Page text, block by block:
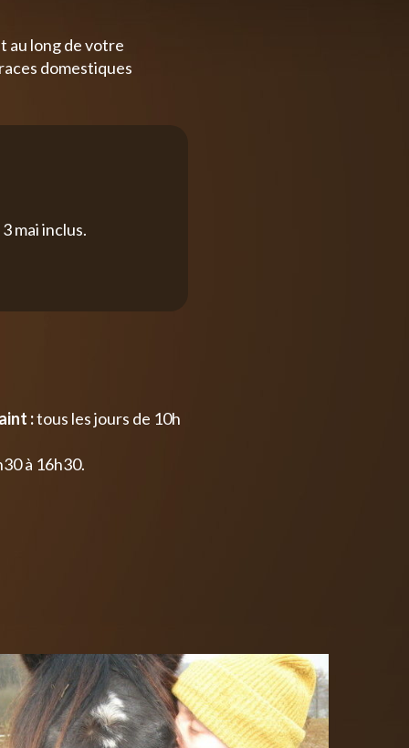
au long de votre
domestiques
mai inclus.
:tous les jours de 10h
à 16h30.